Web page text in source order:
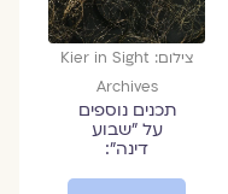
צילום: Kier in Sight
Archives
תכנים נוספים
על ״שבוע
דינה״: